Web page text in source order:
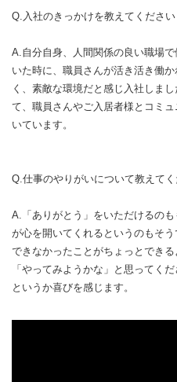
Q.入社のきっかけを教えてください
A.自分自身、人間関係の良い職場
いた時に、職員さんが活き活き働
く、素敵な環境だと感じ入社しま
て、職員さんやご入居者様とコミ
いています。
Q.仕事のやりがいについて教えて
A.「ありがとう」をいただけるの
が心を開いてくれるというのもそ
できなかったことがちょっとでき
「やってみようかな」と思ってく
というか喜びを感じます。